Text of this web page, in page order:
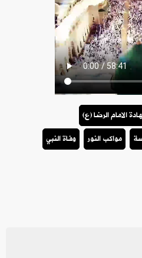
الامام الرضا (ع)
مواكب النور وفاة النبي